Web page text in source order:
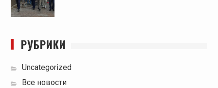
РУБРИКИ
Uncategorized
Все новости